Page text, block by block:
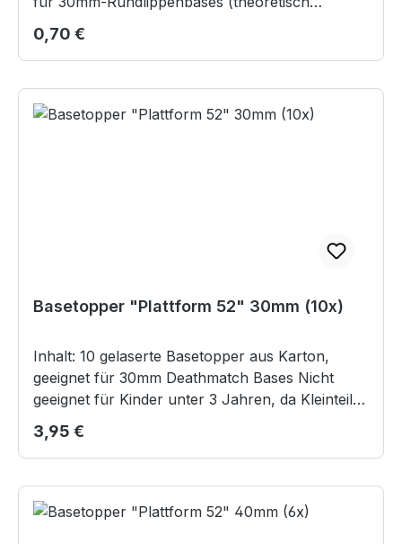
skalierbar für größere Bases) Digitales Produkt
im STL-Format zum Selberdrucken. Die Datei
steht nach dem Kauf in Ihrem Account unter
"Sofortdownloads" zur Verfügung.
Regulärer Preis:
0,70 €
Basetopper "Plattform 52" 30mm (10x)
Inhalt: 10 gelaserte Basetopper aus Karton,
geeignet für 30mm Deathmatch Bases Nicht
geeignet für Kinder unter 3 Jahren, da Kleinteile
verschluckt werden können.
Regulärer Preis:
3,95 €